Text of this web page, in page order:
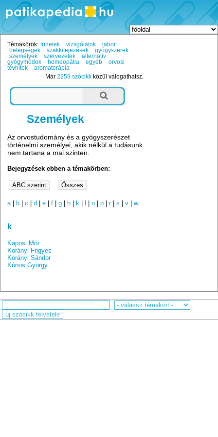
Témakörök: tünetek vizsgálatok
labor
betegségek
szakkifejezések
gyógyszerek
személyek
szervezetek
alternatív
gyógymódok
homeopátia egyéb
orvosi
tévhitek
aromaterápia
Már2259 szócikk közül válogathatsz.
Személyek
Az orvostudomány és a gyógyszerészet
történelmi személyei, akik nélkül a tudásunk
nem tartana a mai szinten.
Bejegyzések ebben a témakörben:
a| b |c |d |e |f |g h k |n |p |r|s |v |w
k
Kaposi Mór
Korányi Frigyes
Korányi Sándor
Kúnos György